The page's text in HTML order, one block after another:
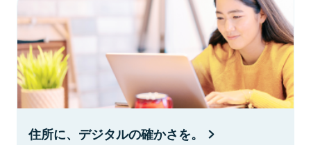
住所に、デジタルの確かさを。